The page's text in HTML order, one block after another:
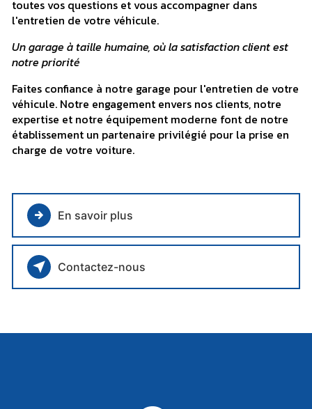
toutes vos questions et vous accompagner dans
l'entretien de votre véhicule.
Un garage à taille humaine, où la satisfaction client est
notre priorité
Faites confiance à notre garage pour l'entretien de votre
véhicule. Notre engagement envers nos clients, notre
expertise et notre équipement moderne font de notre
établissement un partenaire privilégié pour la prise en
charge de votre voiture.
En savoir plus
Contactez-nous